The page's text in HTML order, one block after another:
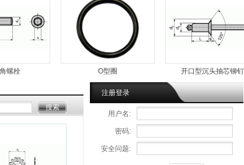
开口型沉头抽芯铆钉
注册登录
用户名:
密码:
安全问题: